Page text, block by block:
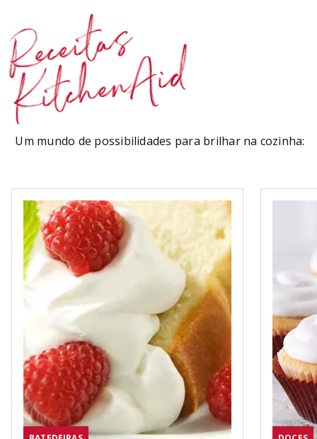
Receitas
KitchenAid
Um mundo de possibilidades para brilhar na cozinha: